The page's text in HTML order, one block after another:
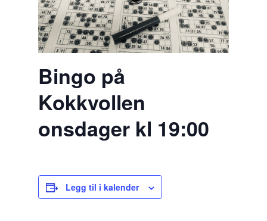
Bingo på
Kokkvollen
onsdager kl 19:00
Legg til i kalender